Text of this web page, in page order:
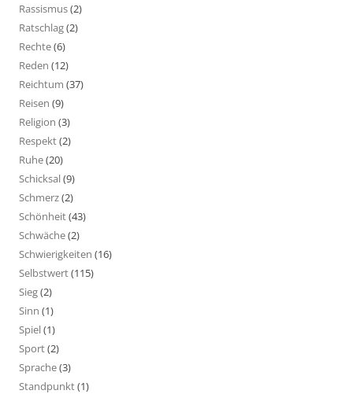
Rassismus(2)
Ratschlag(2)
Rechte(6)
Reden (12)
Reichtum (37)
Reisen (9)
Religion (3)
Respekt(2)
Ruhe(20)
Schicksal(9)
Schmerz(2)
Schönheit(43)
Schwäche(2)
Schwierigkeiten (16)
Selbstwert(115)
Sieg(2)
Sinn (1)
Spiel(1)
Sport(2)
Sprache(3)
Standpunkt(1)